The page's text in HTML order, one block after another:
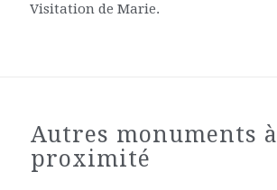
Visitation de Marie.
Autres monuments à
proximité